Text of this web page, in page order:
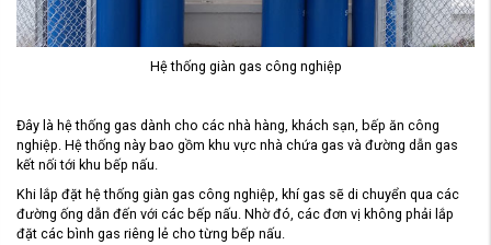
Hệ thống giàn gas công nghiệp
Đây là hệ thống gas dành cho các nhà hàng, khách sạn, bếp ăn công
nghiệp. Hệ thống này bao gồm khu vực nhà chứa gas và đường dẫn gas
kết nối tới khu bếp nấu.
Khi lắp đặt hệ thống giàn gas công nghiệp, khí gas sẽ di chuyển qua các
đường ống dẫn đến với các bếp nấu. Nhờ đó, các đơn vị không phải lắp
đặt các bình gas riêng lẻ cho từng bếp nấu.